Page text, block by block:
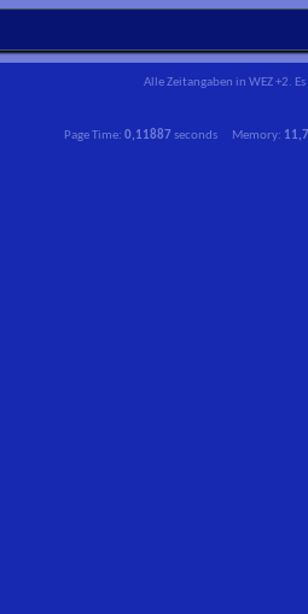
Alle Zeitangaben in WEZ +2.
Page Time: 0,11887 seconds Memory: